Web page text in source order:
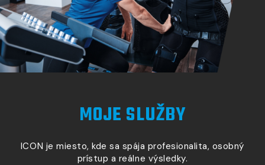
MOJE SLUŽBY
ICON je miesto, kde sa spája profesionalita, osobný
prístup a reálne výsledky.